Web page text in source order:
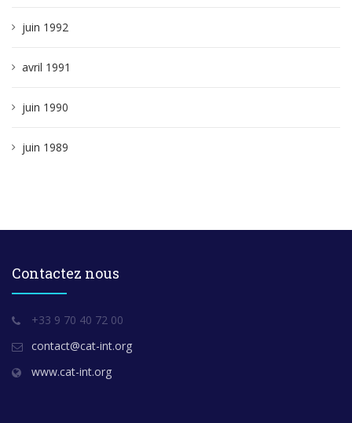
juin 1992
avril 1991
juin 1990
juin 1989
Contactez nous
+33 9 70 40 72 00
contact@cat-int.org
www.cat-int.org